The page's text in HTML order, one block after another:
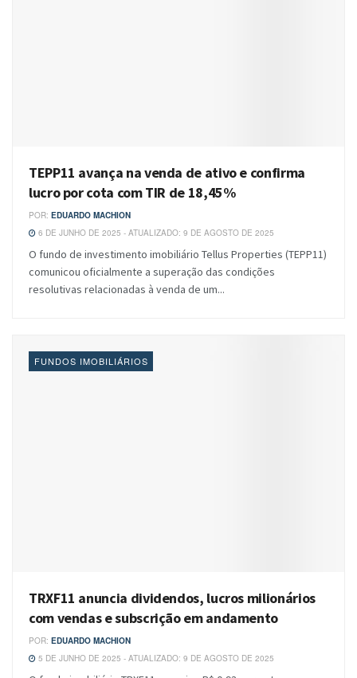
TEPP11 avança na venda de ativo e confirma
lucro por cota com TIR de 18,45%
POR: EDUARDO MACHION
6 DE JUNHO DE 2025 - ATUALIZADO: 9 DE AGOSTO DE 2025
O fundo de investimento imobiliário Tellus Properties (TEPP11)
comunicou oficialmente a superação das condições
resolutivas relacionadas à venda de um...
FUNDOS IMOBILIÁRIOS
TRXF11 anuncia dividendos, lucros milionários
com vendas e subscrição em andamento
POR: EDUARDO MACHION
5 DE JUNHO DE 2025 - ATUALIZADO: 9 DE AGOSTO DE 2025